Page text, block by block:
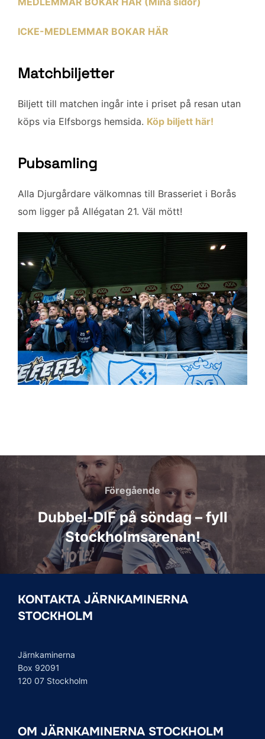
ICKE-MEDLEMMAR BOKAR HÄR
Matchbiljetter
Biljett till matchen ingår inte i priset på resan utan
köps via Elfsborgs hemsida. Köp biljett här!
Pubsamling
Alla Djurgårdare välkomnas till Brasseriet i Borås
som ligger på Allégatan 21. Väl mött!
Inläggsnavigering
Föregående
Föregående
Dubbel-DIF på söndag – fyll
Stockholmsarenan!
KONTAKTA JÄRNKAMINERNA
STOCKHOLM
Järnkaminerna
Box 92091
120 07 Stockholm
OM JÄRNKAMINERNA STOCKHOLM